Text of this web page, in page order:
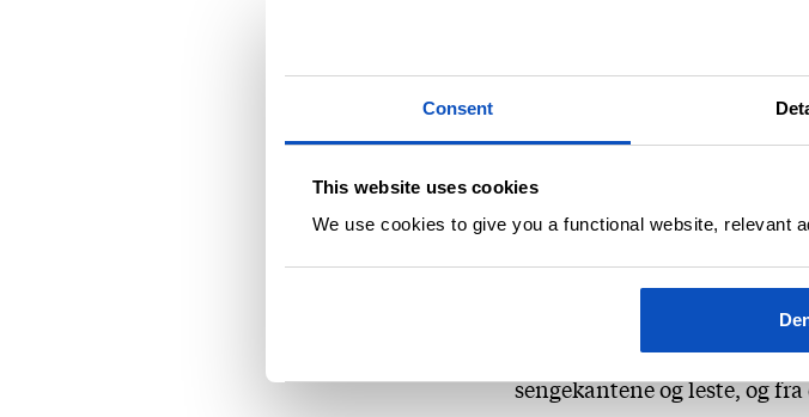
Consent
This website uses cookies
We use cookies to give you a functional website, relevant
Hvorfor jeg stoppet å skrive
Kanskje var det ingen grunn.
interessen. Synd, har jeg
morsomme bøker å holde på
tilbakemeldinger fra både
sengekantene og leste, og